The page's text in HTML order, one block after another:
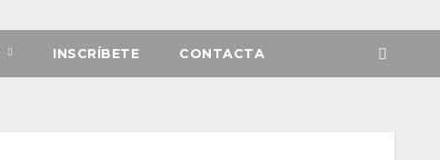
INSCRÍBETE CONTACTA